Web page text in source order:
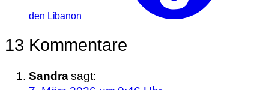
den Libanon
13 Kommentare
Sandra sagt: